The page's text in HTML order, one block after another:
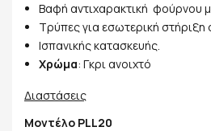
Βαφή αντιχαρακτική φούρνου
Τρύπες για εσωτερική στήριξη
Ισπανικής κατασκευής.
Χρώμα: Γκρι ανοιχτό
Διαστάσεις
Μοντέλο PLL20